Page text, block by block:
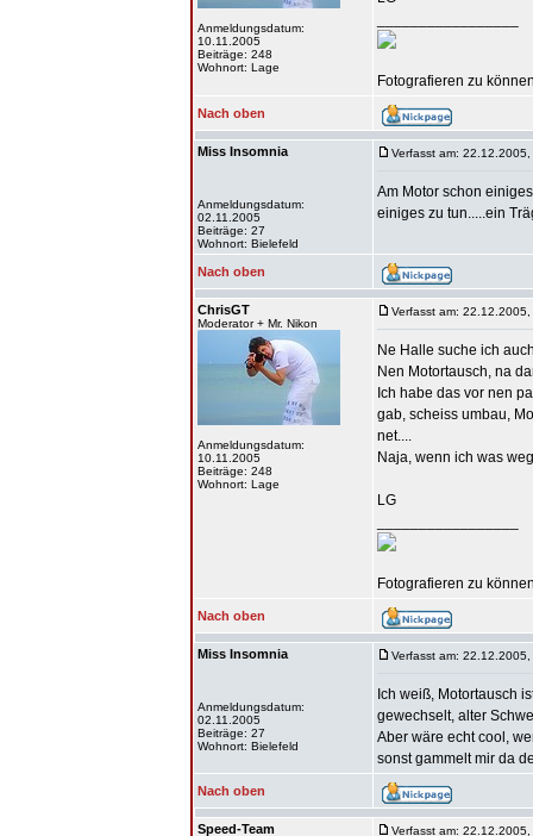
Anmeldungsdatum:
10.11.2005
Beiträge: 248
Wohnort: Lage
Fotografieren zu
Nach oben
Miss Insomnia
Anmeldungsdatum:
02.11.2005
Beiträge: 27
Wohnort: Bielefeld
Verfasst am:
Am Motor schon
einiges zu tun.....ein
Nach oben
ChrisGT
Moderator + Mr. Nikon
Anmeldungsdatum:
10.11.2005
Beiträge: 248
Wohnort: Lage
Verfasst am:
Ne Halle suche ich
Nen Motortausch, na
Ich habe das vor nen
gab, scheiss umbau,
net....
Naja, wenn ich was
LG
Fotografieren zu
Nach oben
Miss Insomnia
Anmeldungsdatum:
02.11.2005
Beiträge: 27
Wohnort: Bielefeld
Verfasst am:
Ich weiß, Motortausch
gewechselt, alter
Aber wäre echt cool,
sonst gammelt mir da
Nach oben
Speed-Team Verfasst am: